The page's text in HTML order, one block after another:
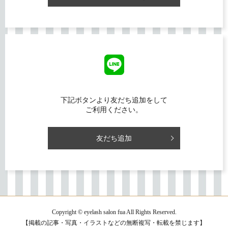
下記ボタンより友だち追加をして
ご利用ください。
友だち追加
Copyright © eyelash salon fua All Rights Reserved.
【掲載の記事・写真・イラストなどの無断複写・転載を禁じます】